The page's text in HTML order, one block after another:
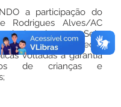
a participação do
Rodrigues Alves/AC
ao Selo
que visa fortalecer
voltadas à garantia
de crianças e